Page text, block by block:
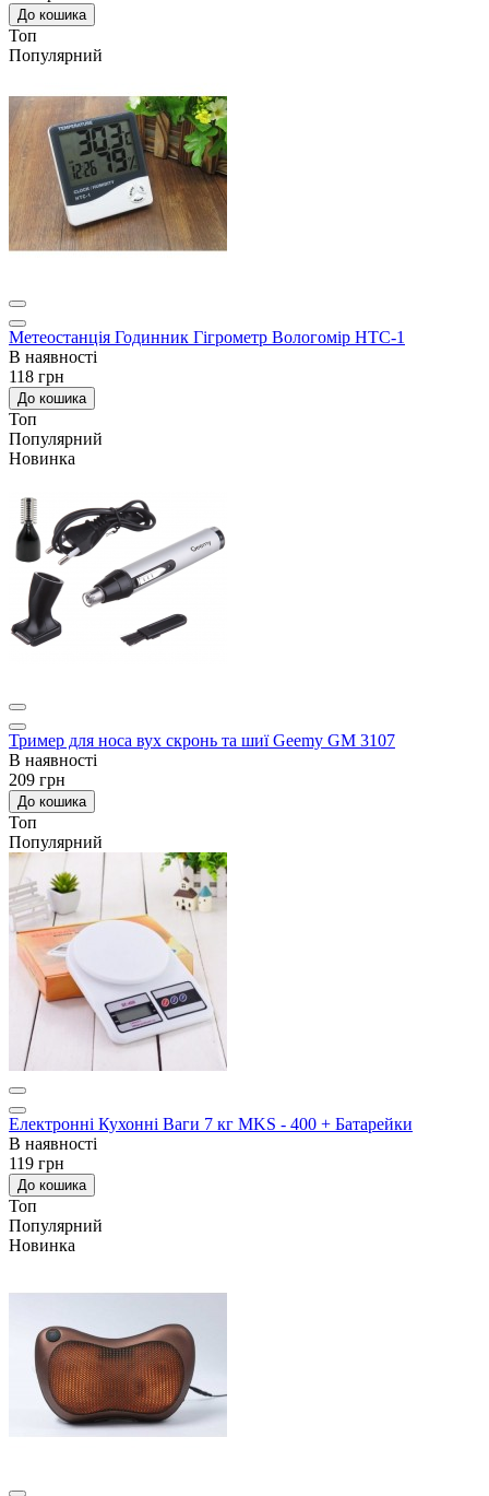
До кошика
Топ
Популярний
Метеостанція Годинник Гігрометр Вологомір HTC-1
В наявності
118 грн
До кошика
Топ
Популярний
Новинка
Тример для носа вух скронь та шиї Geemy GM 3107
В наявності
209 грн
До кошика
Топ
Популярний
Електронні Кухонні Ваги 7 кг MKS - 400 + Батарейки
В наявності
119 грн
До кошика
Топ
Популярний
Новинка